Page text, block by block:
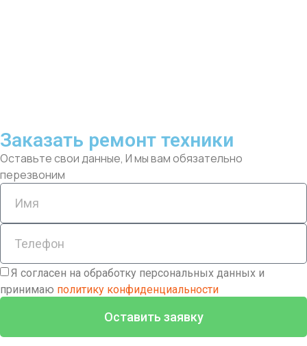
Заказать ремонт техники
Оставьте свои данные, И мы вам обязательно
перезвоним
Я согласен на обработку персональных данных и
принимаю политику конфиденциальности
Оставить заявку